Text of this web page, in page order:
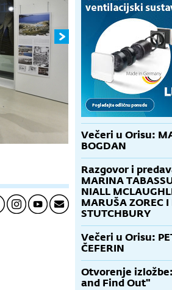
Večeri u Orisu:
BOGDAN
Razgovor i
MARINA
NIALL
MARUŠA ZOREC I
STUTCHBURY
Večeri u Orisu:
ČEFERIN
Otvorenje
and Find Out"